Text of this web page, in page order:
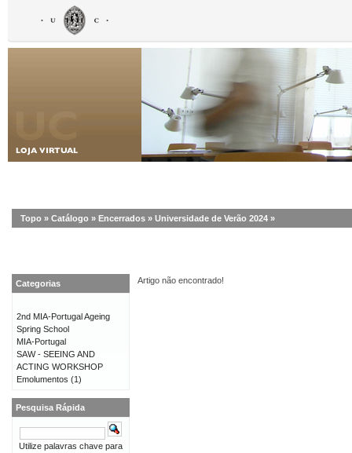
Topo » Catálogo » Encerrados » Universidade de Verão 2024 »
Artigo não encontrado!
Categorias
2nd MIA-Portugal Ageing
Spring School
MIA-Portugal
SAW - SEEING AND
ACTING WORKSHOP
Emolumentos (1)
Pesquisa Rápida
Utilize palavras chave para